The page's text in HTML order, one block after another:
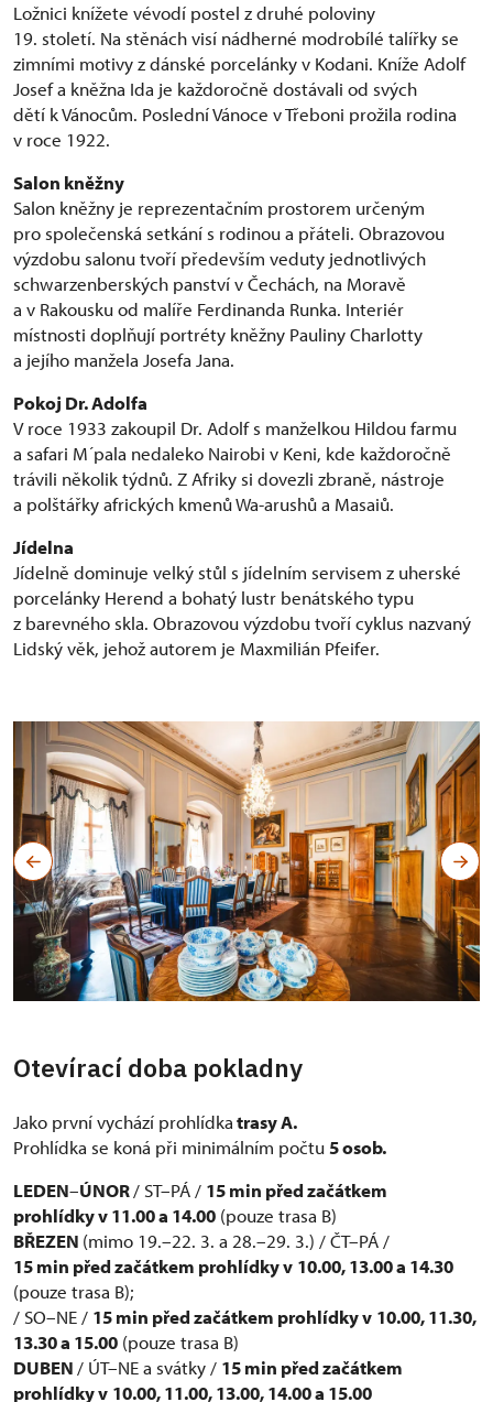
Ložnici knížete vévodí postel z druhé poloviny
19. století. Na stěnách visí nádherné modrobílé talířky se
zimními motivy z dánské porcelánky v Kodani. Kníže Adolf
Josef a kněžna Ida je každoročně dostávali od svých
dětí k Vánocům. Poslední Vánoce v Třeboni prožila rodina
v roce 1922.
Salon kněžny
Salon kněžny je reprezentačním prostorem určeným
pro společenská setkání s rodinou a přáteli. Obrazovou
výzdobu salonu tvoří především veduty jednotlivých
schwarzenberských panství v Čechách, na Moravě
a v Rakousku od malíře Ferdinanda Runka. Interiér
místnosti doplňují portréty kněžny Pauliny Charlotty
a jejího manžela Josefa Jana.
Pokoj Dr. Adolfa
V roce 1933 zakoupil Dr. Adolf s manželkou Hildou farmu
a safari M´pala nedaleko Nairobi v Keni, kde každoročně
trávili několik týdnů. Z Afriky si dovezli zbraně, nástroje
a polštářky afrických kmenů Wa-arushů a Masaiů.
Jídelna
Jídelně dominuje velký stůl s jídelním servisem z uherské
porcelánky Herend a bohatý lustr benátského typu
z barevného skla. Obrazovou výzdobu tvoří cyklus nazvaný
Lidský věk, jehož autorem je Maxmilián Pfeifer.
Otevírací doba pokladny
Jako první vychází prohlídkatrasy A.
Prohlídka se koná při minimálním počtu5 osob.
LEDEN–ÚNOR/ ST–PÁ / 15 min před začátkem
prohlídky v 11.00 a 14.00 (pouze trasa B)
BŘEZEN (mimo 19.–22. 3. a 28.–29. 3.) / ČT–PÁ /
15 min před začátkem prohlídky v 10.00, 13.00 a 14.30
(pouze trasa B);
/ SO–NE / 15 min před začátkem prohlídky v 10.00, 11.30,
13.30 a 15.00 (pouze trasa B)
DUBEN/ ÚT–NE a svátky / 15 min před začátkem
prohlídky v 10.00, 11.00, 13.00, 14.00 a 15.00